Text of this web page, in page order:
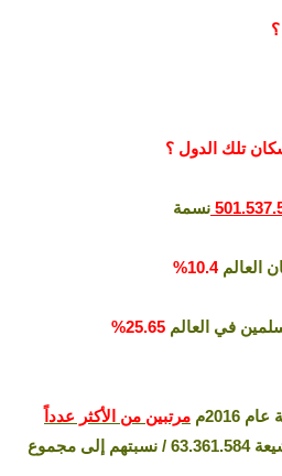
تلك الدول ؟
نسمة
العالم 10.4%
في العالم 25.65%
2016م
مرتبين من الأكثر عدداً
ايران / عدد الشيعة 63.361.584 / نسبتهم إلى مجموع